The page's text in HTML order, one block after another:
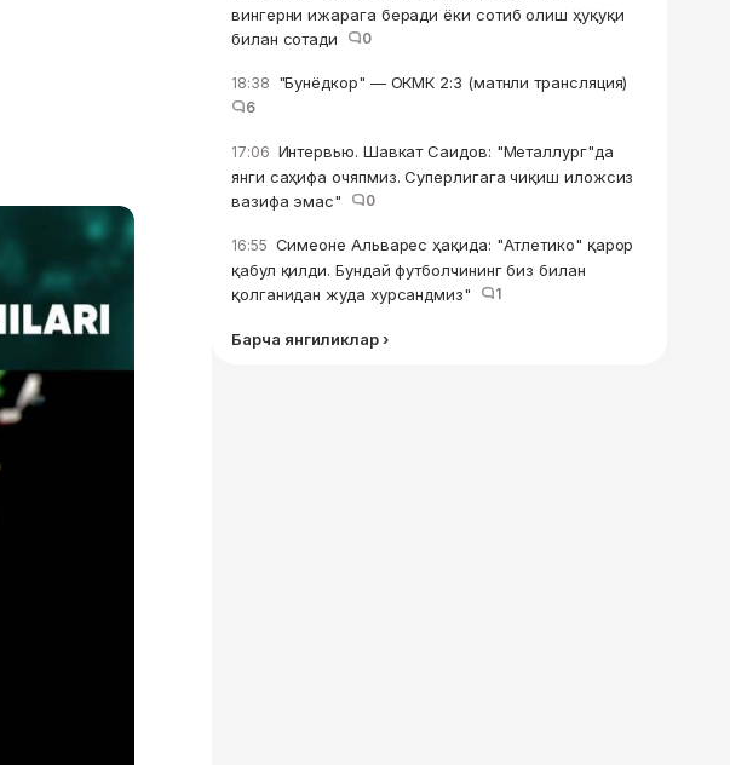
вингерни ижарага беради ёки сотиб олиш ҳуқуқи
билан сотади
0
18:38 "Бунёдкор" — ОКМК 2:3 (матнли трансляция)
6
17:06 Интервью. Шавкат Саидов: "Металлург"да
янги саҳифа очяпмиз. Суперлигага чиқиш иложсиз
вазифа эмас"
0
16:55 Симеоне Альварес ҳақида: "Атлетико" қарор
қабул қилди. Бундай футболчининг биз билан
қолганидан жуда хурсандмиз"
1
Барча янгиликлар ›